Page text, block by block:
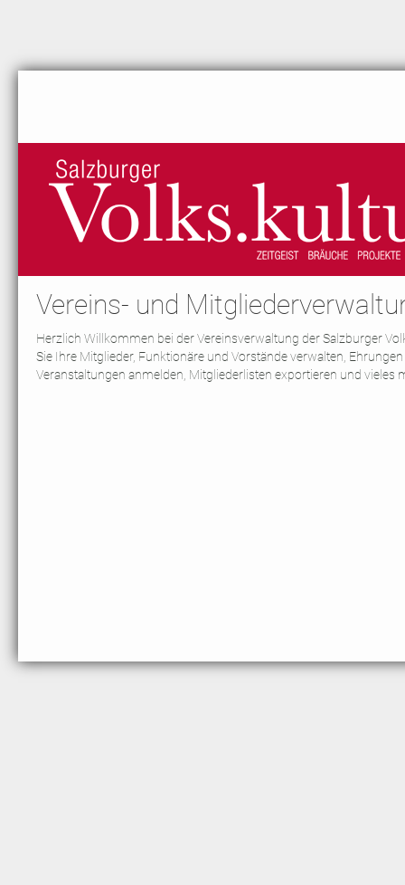
Vereins- und
Herzlich Willkommen bei der Vereinsverwaltung der Salzburger
Sie Ihre Mitglieder, Funktionäre und Vorstände verwalten,
Veranstaltungen anmelden, Mitgliederlisten exportieren und vieles